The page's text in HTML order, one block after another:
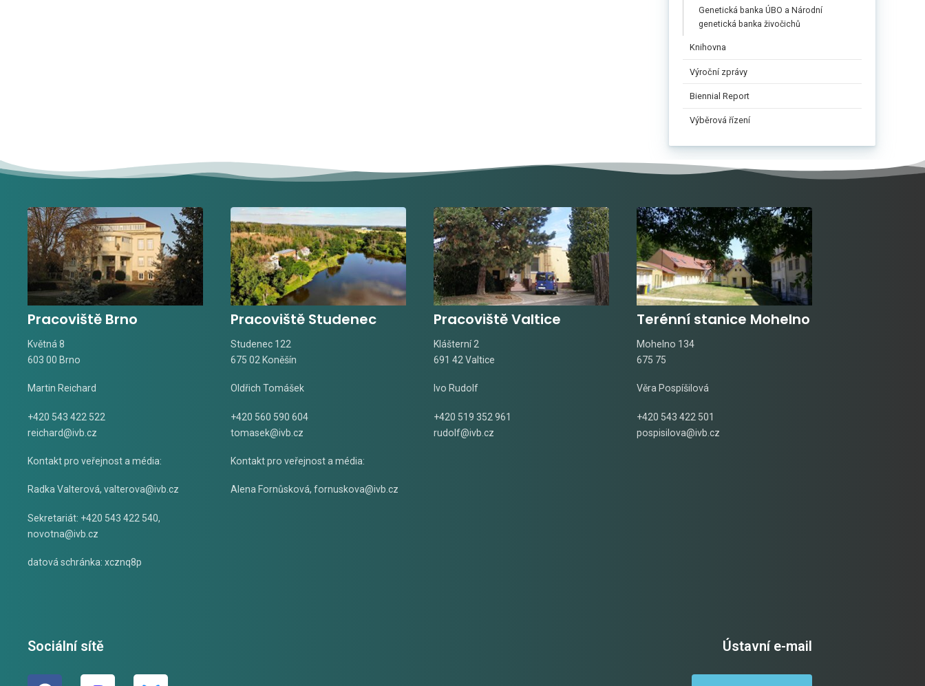
Genetická banka ÚBO a Národní
genetická banka živočichů
Knihovna
Výroční zprávy
Biennial Report
Výběrová řízení
Pracoviště Brno
Květná 8
603 00 Brno
Martin Reichard
+420 543 422 522
reichard@ivb.cz
Kontakt pro veřejnost a média:
Radka Valterová, valterova@ivb.cz
Sekretariát: +420 543 422 540,
novotna@ivb.cz
datová schránka: xcznq8p
Pracoviště Studenec
Studenec 122
675 02 Koněšín
Oldřich Tomášek
+420 560 590 604
tomasek@ivb.cz
Kontakt pro veřejnost a média:
Alena Fornůsková, fornuskova@ivb.cz
Pracoviště Valtice
Klášterní 2
691 42 Valtice
Ivo Rudolf
+420 519 352 961
rudolf@ivb.cz
Terénní stanice Mohelno
Mohelno 134
675 75
Věra Pospíšilová
+420 543 422 501
pospisilova@ivb.cz
Sociální sítě Ústavní e-mail